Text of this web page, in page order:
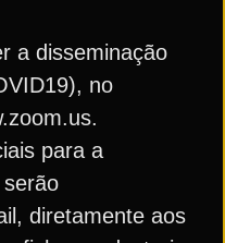
a disseminação
no
para a
diretamente aos